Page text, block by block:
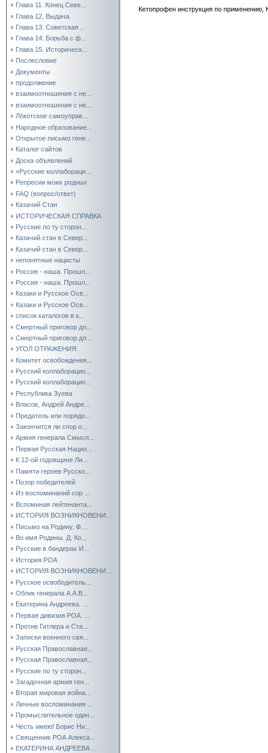
Глава 11. Конец Севе...
Глава 12. Выдача.
Глава 13. Советская ...
Глава 14. Борьба с ф...
Глава 15. Историческ...
Послесловие
Документы
продолжение
взаимоотношения с не...
взаимоотношения с не...
Ло́котское самоуправ...
Народное образование...
Открытое письмо гене...
Каталог сайтов
Доска объявлений
«Русские коллабораци...
Репресии моих родных
FAQ (вопрос/ответ)
Казачий Стан
ИСТОРИЧЕСКАЯ СПРАВКА
Русские по ту сторон...
Казачий стан в Север...
Казачий стан в Север...
непонятные нацисты
Россия - наша. Прошл...
Россия - наша. Прошл...
Казаки и Русское Осв...
Казаки и Русское Осв...
список каталогов в к...
Смертный приговор дл...
Смертный приговор дл...
УГОЛ ОТРАЖЕНИЯ
Комитет освобождения...
Русский коллаборацио...
Русский коллаборацио...
Республика Зуева
Власов, Андрей Андре...
Предатель или порядо...
Закончится ли спор о...
Армия генерала Смысл...
Первая Русская Нацио...
К 12-ой годовщине Ли...
Памяти героев Русско...
Позор победителей
Из воспоминаний сор ...
Вспоминая лейтенанта...
ИСТОРИЯ ВОЗНИКНОВЕНИ...
Письмо на Родину. Ф....
Во имя Родины. Д. Ко...
Русские в бандерах И...
История РОА
ИСТОРИЯ ВОЗНИКНОВЕНИ...
Русское освободитель...
Облик генерала А.А.В...
Екатерина Андреева. ...
Первая дивизия РОА. ...
Против Гитлера и Ста...
Записки военного свя...
Русская Православная...
Русская Православная...
Русские по ту сторон...
Загадочная армия ген...
Вторая мировая война...
Личные воспоминания ...
Промыслительное один...
Честь имею! Борис Ни...
Священник РОА Алекса...
ЕКАТЕРИНА АНДРЕЕВА ...
Кетопрофен инструкция по применению,